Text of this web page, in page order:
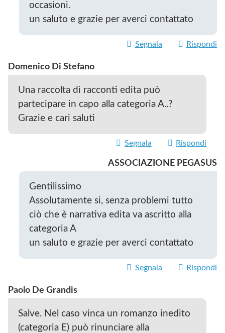
occasioni.
un saluto e grazie per averci contattato
Segnala Rispondi
Domenico Di Stefano
Una raccolta di racconti edita può
partecipare in capo alla categoria A..?
Grazie e cari saluti
Segnala Rispondi
ASSOCIAZIONE PEGASUS
Gentilissimo
Assolutamente si, senza problemi tutto
ciò che è narrativa edita va ascritto alla
categoria A
un saluto e grazie per averci contattato
Segnala Rispondi
Paolo De Grandis
Salve. Nel caso vinca un romanzo inedito
(categoria E) può rinunciare alla